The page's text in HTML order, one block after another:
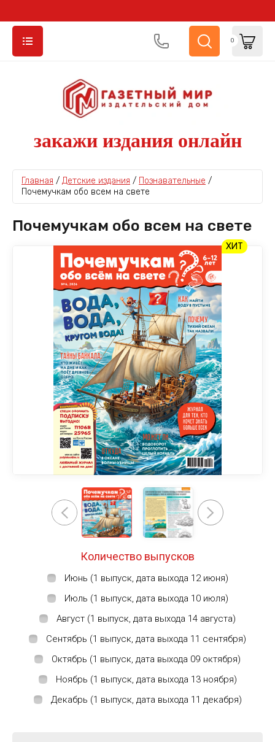
закажи издания онлайн
0
Главная / Детские издания / Познавательные
Почемучкам обо всем на свете
Почемучкам обо всем на свете
ХИТ
Количество выпусков
Июнь (1 выпуск, дата выхода 12 июня)
Июль (1 выпуск, дата выхода 10 июля)
Август (1 выпуск, дата выхода 14 августа)
Сентябрь (1 выпуск, дата выхода 11 сентября)
Октябрь (1 выпуск, дата выхода 09 октября)
Ноябрь (1 выпуск, дата выхода 13 ноября)
Декабрь (1 выпуск, дата выхода 11 декабря)